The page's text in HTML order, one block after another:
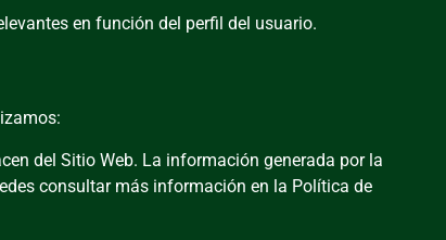
en función del perfil del usuario.
del Sitio Web. La información generada por la
consultar más información en la Política de